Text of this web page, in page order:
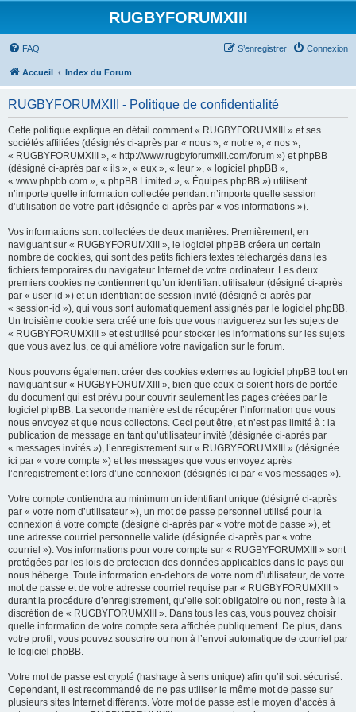
RUGBYFORUMXIII
FAQ Connexion
S’enregistrer
Accueil Index du Forum
RUGBYFORUMXIII - Politique de confidentialité
Cette politique explique en détail comment « RUGBYFORUMXIII » et ses
sociétés affiliées (désignés ci-après par « nous », « notre », « nos »,
« RUGBYFORUMXIII », « http://www.rugbyforumxiii.com/forum ») et phpBB
(désigné ci-après par « ils », « eux », « leur », « logiciel phpBB »,
« www.phpbb.com », « phpBB Limited », « Équipes phpBB ») utilisent
n’importe quelle information collectée pendant n’importe quelle session
d’utilisation de votre part (désignée ci-après par « vos informations »).
Vos informations sont collectées de deux manières. Premièrement, en
naviguant sur « RUGBYFORUMXIII », le logiciel phpBB créera un certain
nombre de cookies, qui sont des petits fichiers textes téléchargés dans les
fichiers temporaires du navigateur Internet de votre ordinateur. Les deux
premiers cookies ne contiennent qu’un identifiant utilisateur (désigné ci-après
par « user-id ») et un identifiant de session invité (désigné ci-après par
« session-id »), qui vous sont automatiquement assignés par le logiciel phpBB.
Un troisième cookie sera créé une fois que vous naviguerez sur les sujets de
« RUGBYFORUMXIII » et est utilisé pour stocker les informations sur les sujets
que vous avez lus, ce qui améliore votre navigation sur le forum.
Nous pouvons également créer des cookies externes au logiciel phpBB tout en
naviguant sur « RUGBYFORUMXIII », bien que ceux-ci soient hors de portée
du document qui est prévu pour couvrir seulement les pages créées par le
logiciel phpBB. La seconde manière est de récupérer l’information que vous
nous envoyez et que nous collectons. Ceci peut être, et n’est pas limité à : la
publication de message en tant qu’utilisateur invité (désignée ci-après par
« messages invités »), l’enregistrement sur « RUGBYFORUMXIII » (désignée
ici par « votre compte ») et les messages que vous envoyez après
l’enregistrement et lors d’une connexion (désignés ici par « vos messages »).
Votre compte contiendra au minimum un identifiant unique (désigné ci-après
par « votre nom d’utilisateur »), un mot de passe personnel utilisé pour la
connexion à votre compte (désigné ci-après par « votre mot de passe »), et
une adresse courriel personnelle valide (désignée ci-après par « votre
courriel »). Vos informations pour votre compte sur « RUGBYFORUMXIII » sont
protégées par les lois de protection des données applicables dans le pays qui
nous héberge. Toute information en-dehors de votre nom d’utilisateur, de votre
mot de passe et de votre adresse courriel requise par « RUGBYFORUMXIII »
durant la procédure d’enregistrement, qu’elle soit obligatoire ou non, reste à la
discrétion de « RUGBYFORUMXIII ». Dans tous les cas, vous pouvez choisir
quelle information de votre compte sera affichée publiquement. De plus, dans
votre profil, vous pouvez souscrire ou non à l’envoi automatique de courriel par
le logiciel phpBB.
Votre mot de passe est crypté (hashage à sens unique) afin qu’il soit sécurisé.
Cependant, il est recommandé de ne pas utiliser le même mot de passe sur
plusieurs sites Internet différents. Votre mot de passe est le moyen d’accès à